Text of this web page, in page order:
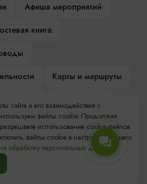
Афиша мероприятий
книга
Карты и маршруты
кухни
Музеи
сайта и его взаимодействия с
файлы cookie. Продолжая
использование cookie-файлов.
файлы cookie в настройках Вашего
обработку персональных данных.